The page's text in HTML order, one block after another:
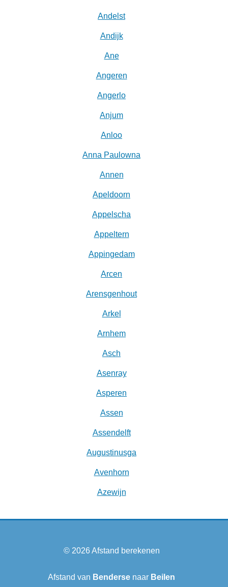
Andelst
Andijk
Ane
Angeren
Angerlo
Anjum
Anloo
Anna Paulowna
Annen
Apeldoorn
Appelscha
Appeltern
Appingedam
Arcen
Arensgenhout
Arkel
Arnhem
Asch
Asenray
Asperen
Assen
Assendelft
Augustinusga
Avenhorn
Azewijn
© 2026Afstand berekenen
Afstand van Benderse naar Beilen